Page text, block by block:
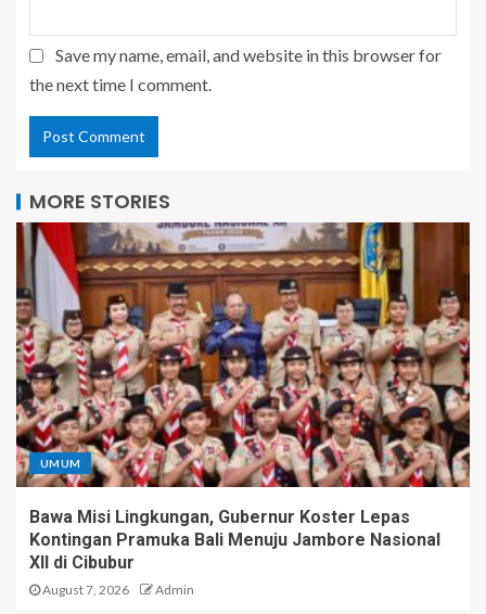
Save my name, email, and website in this browser for
the next time I comment.
MORE STORIES
UMUM
Bawa Misi Lingkungan, Gubernur Koster Lepas
Kontingan Pramuka Bali Menuju Jambore Nasional
XII di Cibubur
August 7, 2026 Admin